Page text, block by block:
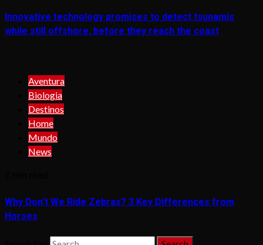
Innovative technology promises to detect tsunamis
while still offshore, before they reach the coast
Aventura
Biologia
Destinos
Home
Mundo
News
Why Don’t We Ride Zebras? 3 Key Differences from
Horses